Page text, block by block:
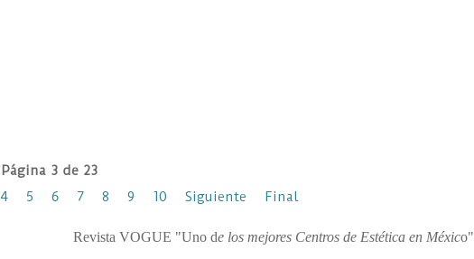
Página 3 de 23
4 5 6 7 8 9 10 Siguiente Final
Revista VOGUE "Uno de los mejores Centros de Estética en México"